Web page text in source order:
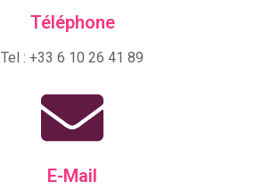
Téléphone
Tel : +33 6 10 26 41 89
E-Mail